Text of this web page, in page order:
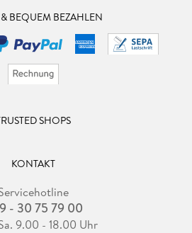
BEQUEM BEZAHLEN
SHOPS
KONTAKT
- 30 75 79 00
9.00 - 18.00 Uhr